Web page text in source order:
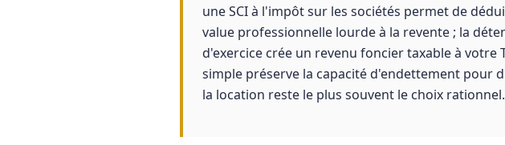
une SCI à l'impôt sur les sociétés permet de
value professionnelle lourde à la revente ; la
d'exercice crée un revenu foncier taxable à votre
simple préserve la capacité d'endettement pour
la location reste le plus souvent le choix rationnel.